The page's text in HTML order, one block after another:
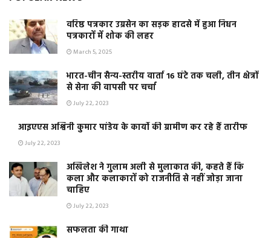
वरिष्ठ पत्रकार उग्रसेन का सड़क हादसे में हुआ निधन
पत्रकारों में शोक की लहर
March 5, 2025
भारत-चीन सैन्य-स्तरीय वार्ता 16 घंटे तक चली, तीन क्षेत्रों
से सेना की वापसी पर चर्चा
July 22, 2023
आइएएस अश्विनी कुमार पांडेय के कार्यो की ग्रामीण कर रहे हैं तारीफ
July 22, 2023
अखिलेश ने गुलाम अली से मुलाकात की, कहते हैं कि
कला और कलाकारों को राजनीति से नहीं जोड़ा जाना
चाहिए
July 22, 2023
सफलता की गाथा